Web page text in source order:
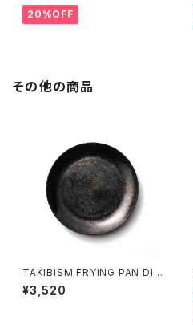
20%OFF
その他の商品
TAKIBISM FRYING PAN DIS
H SMALL / タキビズム フライパ
ンディッシュ®︎ 小
¥3,520